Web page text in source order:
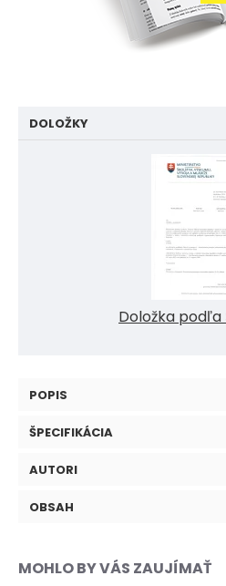
DOLOŽKY
Doložka podľa
POPIS
ŠPECIFIKÁCIA
AUTORI
OBSAH
MOHLO BY VÁS ZAUJÍMAŤ